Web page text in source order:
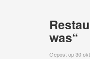
was“
Gepost op 30